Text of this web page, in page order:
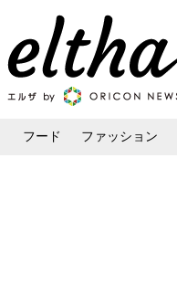
フード ファッション